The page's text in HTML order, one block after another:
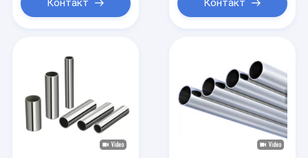
Контакт Контакт